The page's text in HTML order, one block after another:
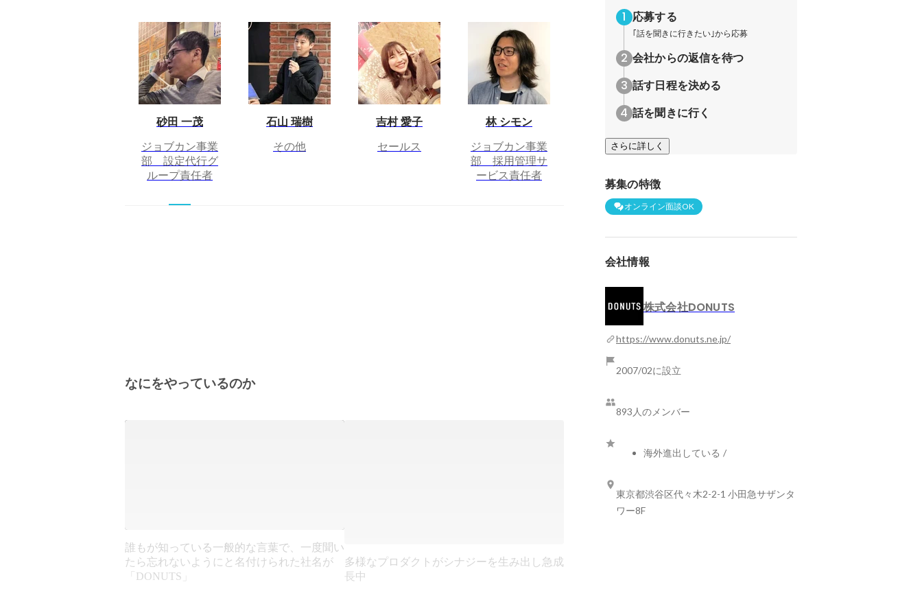
砂田 一茂
ジョブカン事業
部 設定代行グ
ループ責任者
石山 瑞樹
その他
吉村 愛子
セールス
林 シモン
ジョブカン事業
部 採用管理サ
ービス責任者
なにをやっているのか
誰もが知っている一般的な言葉で、一度聞い
たら忘れないようにと名付けられた社名が
「DONUTS」
多様なプロダクトがシナジーを生み出し急成
長中
応募する
｢話を聞きに行きたい｣から応募
会社からの返信を待つ
話す日程を決める
話を聞きに行く
さらに詳しく
募集の特徴
オンライン面談OK
会社情報
株式会社DONUTS
https://www.donuts.ne.jp/
2007/02に設立
893人のメンバー
海外進出している /
東京都渋谷区代々木2-2-1 小田急サザンタ
ワー8F